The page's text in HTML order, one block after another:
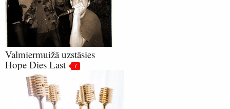
Valmiermuižā uzstāsies
Hope Dies Last
7